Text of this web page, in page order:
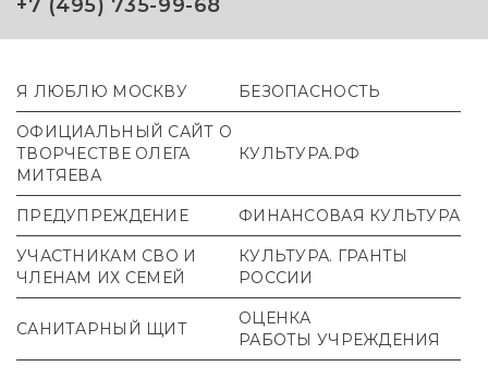
+7 (495) 735-99-68
Я ЛЮБЛЮ МОСКВУ БЕЗОПАСНОСТЬ
ОФИЦИАЛЬНЫЙ САЙТ О
ТВОРЧЕСТВЕ ОЛЕГА
МИТЯЕВА
КУЛЬТУРА.РФ
ПРЕДУПРЕЖДЕНИЕ ФИНАНСОВАЯ КУЛЬТУРА
УЧАСТНИКАМ СВО И
ЧЛЕНАМ ИХ СЕМЕЙ
КУЛЬТУРА. ГРАНТЫ
РОССИИ
САНИТАРНЫЙ ЩИТ
ОЦЕНКА
РАБОТЫ УЧРЕЖДЕНИЯ